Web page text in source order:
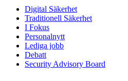
Digital Säkerhet
Traditionell Säkerhet
I Fokus
Personalnytt
Lediga jobb
Debatt
Security Advisory Board